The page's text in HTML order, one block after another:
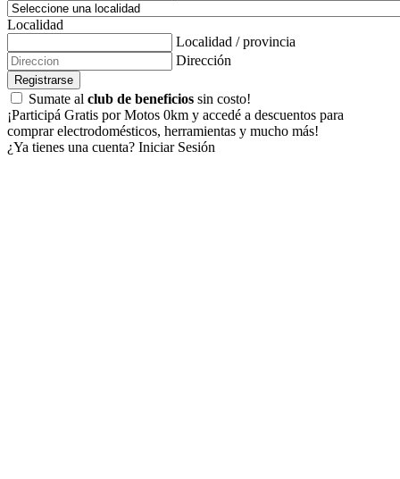
Localidad
Localidad / provincia
Dirección
Registrarse
Sumate al club de beneficios sin costo!
¡Participá Gratis por Motos 0km y accedé a descuentos para
comprar electrodomésticos, herramientas y mucho más!
¿Ya tienes una cuenta? Iniciar Sesión